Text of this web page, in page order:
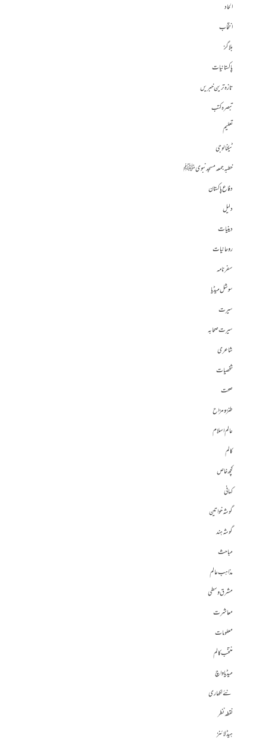
الحاد
انتخاب
بلاگز
پاکستانیات
تازہ ترین خبریں
تبصرہ کتب
تعلیم
ٹیکنالوجی
خطبہ جمعہ مسجد نبوی ﷺ
دفاع پاکستان
دلیل
دینیات
روحانیات
سفرنامہ
سوشل میڈیا
سیرت
سیرت صحابہ
شاعری
شخصیات
صحت
طنز و مزاح
عالم اسلام
کالم
کچھ خاص
کہانی
گوشہ خواتین
گوشہ ہند
مباحث
مذاہب عالم
مشرق وسطی
معاشرت
معلومات
منتخب کالم
میڈیا واچ
نئے لکھاری
نقطہ نظر
ہیڈلائنز